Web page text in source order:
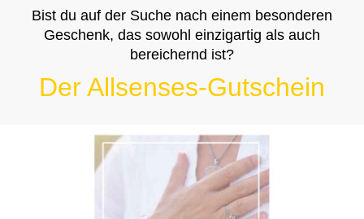
Bist du auf der Suche nach einem besonderen
Geschenk, das sowohl einzigartig als auch
bereichernd ist?
Der Allsenses-Gutschein